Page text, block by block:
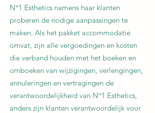
N°1 Esthetics namens haar klanten
proberen de nodige aanpassingen te
maken. Als het pakket accommodatie
omvat, zijn alle vergoedingen en kosten
die verband houden met het boeken en
omboeken van wijzigingen, verlengingen,
annuleringen en vertragingen de
verantwoordelijkheid van N°1 Esthetics,
anders zijn klanten verantwoordelijk voor